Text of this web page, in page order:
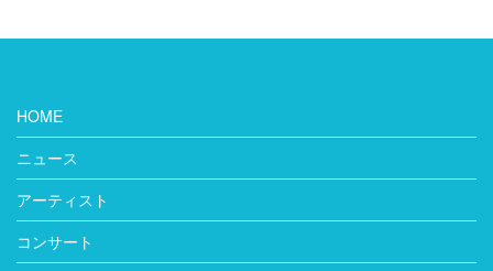
HOME
ニュース
アーティスト
コンサート